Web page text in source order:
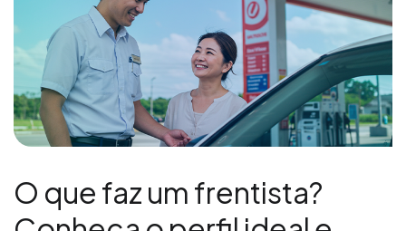
O que faz um frentista?